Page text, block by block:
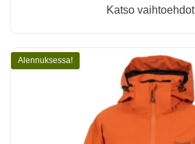
Katso vaihtoehdot
Alennuksessa!